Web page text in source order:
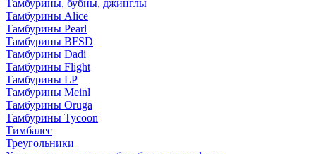
Тамбурины, бубны, джинглы
Тамбурины Alice
Тамбурины Pearl
Тамбурины BFSD
Тамбурины Dadi
Тамбурины Flight
Тамбурины LP
Тамбурины Meinl
Тамбурины Oruga
Тамбурины Tycoon
Тимбалес
Треугольники